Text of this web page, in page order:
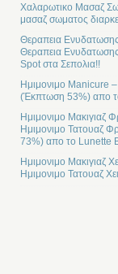
Χαλαρωτικο Μασαζ
μασαζ σωματος
Θεραπεια
Θεραπεια
Spot στα Σεπολια!!
Ημιμονιμο Manicure
(Έκπτωση 53%) απο
Ημιμονιμο Μακιγιαζ
Ημιμονιμο Τατουαζ
73%) απο το Lunette
Ημιμονιμο Μακιγιαζ
Ημιμονιμο Τατουαζ